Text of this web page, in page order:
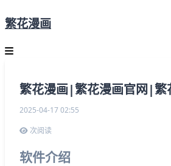
繁花漫画
繁花漫画|繁花漫画官网|繁
2025-04-17 02:55
次阅读
软件介绍